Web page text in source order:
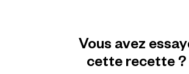
Vous avez
cetterecette?